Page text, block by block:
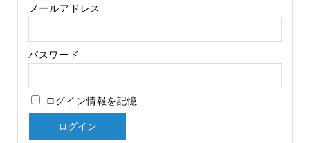
メールアドレス
パスワード
ログイン情報を記憶